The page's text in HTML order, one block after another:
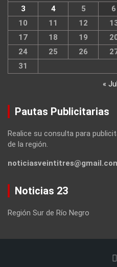
3
4 5 6
10
11 12
17
18 19
24
25 26
31
« Jul
Pautas Publicitarias
Realice su consulta para
de la región.
Noticias 23
Región Sur de Río Negro